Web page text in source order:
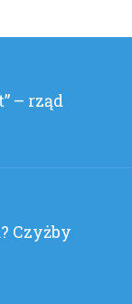
– rząd
Czyżby